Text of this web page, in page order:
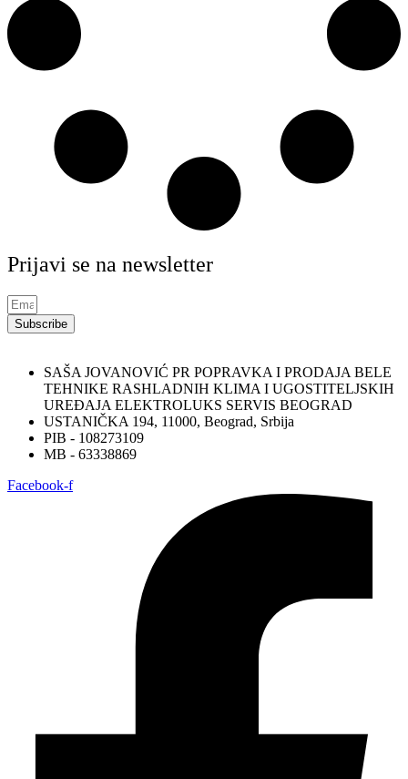
Prijavi se na newsletter
Subscribe
SAŠA JOVANOVIĆ PR POPRAVKA I PRODAJA BELE
TEHNIKE RASHLADNIH KLIMA I UGOSTITELJSKIH
UREĐAJA ELEKTROLUKS SERVIS BEOGRAD
USTANIČKA 194, 11000, Beograd, Srbija
PIB - 108273109
MB - 63338869
Facebook-f